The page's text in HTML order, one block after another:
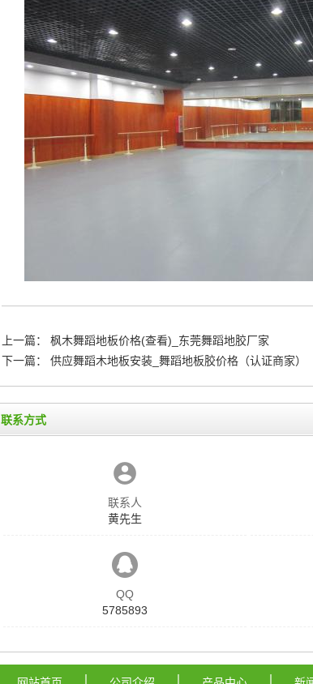
上一篇：
枫木舞蹈地板价格(查看)_东莞舞蹈地胶厂家
下一篇：
供应舞蹈木地板安装_舞蹈地板胶价格（认证商家）
联系方式
联系人
黄先生
QQ
5785893